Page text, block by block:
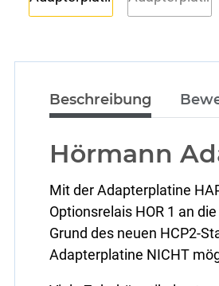
Beschreibung
Hörmann
Mit der Adapterplatine
Optionsrelais HOR 1 an
Grund des neuen HCP2-
Adapterplatine NICHT